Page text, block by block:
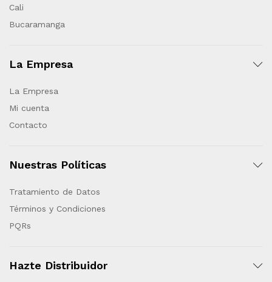
Cali
Bucaramanga
La Empresa
La Empresa
Mi cuenta
Contacto
Nuestras Políticas
Tratamiento de Datos
Términos y Condiciones
PQRs
Hazte Distribuidor